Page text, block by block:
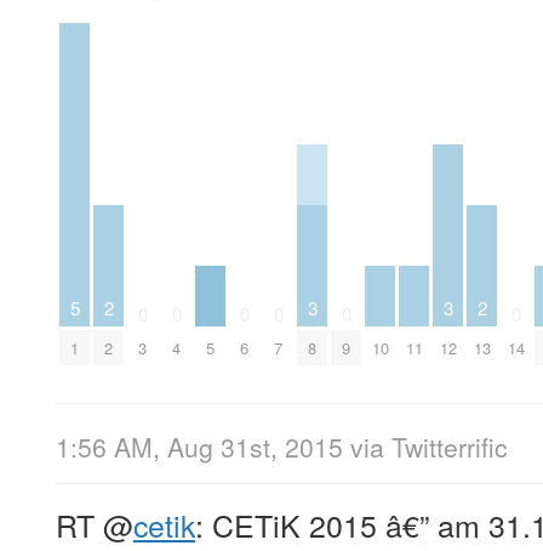
5
1
2
2 3 4 5 6 7
3
8 9 10 11
3
12
2
13 14
1:56 AM, Aug 31st, 2015 via Twitterrific
RT@cetik: CETiK 2015 â€” am